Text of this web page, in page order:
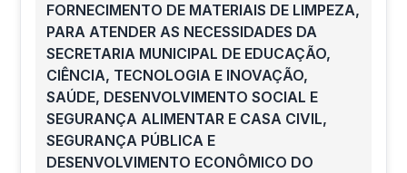
FORNECIMENTO DE MATERIAIS DE LIMPEZA,
PARA ATENDER AS NECESSIDADES DA
SECRETARIA MUNICIPAL DE EDUCAÇÃO,
CIÊNCIA, TECNOLOGIA E INOVAÇÃO,
SAÚDE, DESENVOLVIMENTO SOCIAL E
SEGURANÇA ALIMENTAR E CASA CIVIL,
SEGURANÇA PÚBLICA E
DESENVOLVIMENTO ECONÔMICO DO